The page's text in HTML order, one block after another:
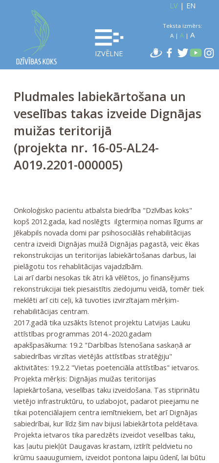
IZVĒLNE
LV| EN
Teksta izmērs:
A| A| A
Pludmales labiekārtošana un
veselības takas izveide Dignājas
muižas teritorijā
(projekta nr. 16-05-AL24-
A019.2201-000005)
Onkoloģisko pacientu atbalsta biedrība "Dzīvības koks"
kopš 2012.gada, kad noslēgts ilgtermiņa nomas līgums ar
Jēkabpils novada domi par psihosociālās rehabilitācijas
centra izveidi Dignājas muižā Dignājas pagastā, veic ēkas
rekonstrukcijas un teritorijas labiekārtošanas darbus, lai
pielāgotu tos rehablitācijas vajadzībām.
Lai arī darbi nesokas tik ātri kā vēlētos, jo finansējums
rekonstrukcijai tiek piesaistītis ziedojumu veidā, tomēr tiek
meklēti arī citi ceļi, kā tuvoties izvirzītajam mērķim-
rehabilitācijas centram.
2017.gadā tika uzsākts īstenot projektu Latvijas Lauku
attīstības programmas 2014.-2020.gadam
apakšpasākuma: 19.2 "Darbības īstenošana saskaņā ar
sabiedrības virzītas vietējās attīstības stratēģiju"
aktivitātes: 19.2.2 "Vietas poetenciāla attīstības" ietvaros.
Projekta mērķis: Dignājas muižas teritorijas
lapiekārtošana, veselības taku izveidošana. Tas stiprinātu
vietējo infrastruktūru, to uzlabojot, padarot pieejamu ne
tikai potenciālajiem centra iemītniekiem, bet arī Dignājas
sabiedrībai, kur līdz šim nav bijusi labiekārtota peldētava.
Projekta ietvaros tika paredzēts izveidot veselības taku,
kas ļautu piekļūt Daugavas krastam, iztīrīt peldvietu no
krūmu saauugumiem, izveidot pontona laipu ūdenī, lai būtu